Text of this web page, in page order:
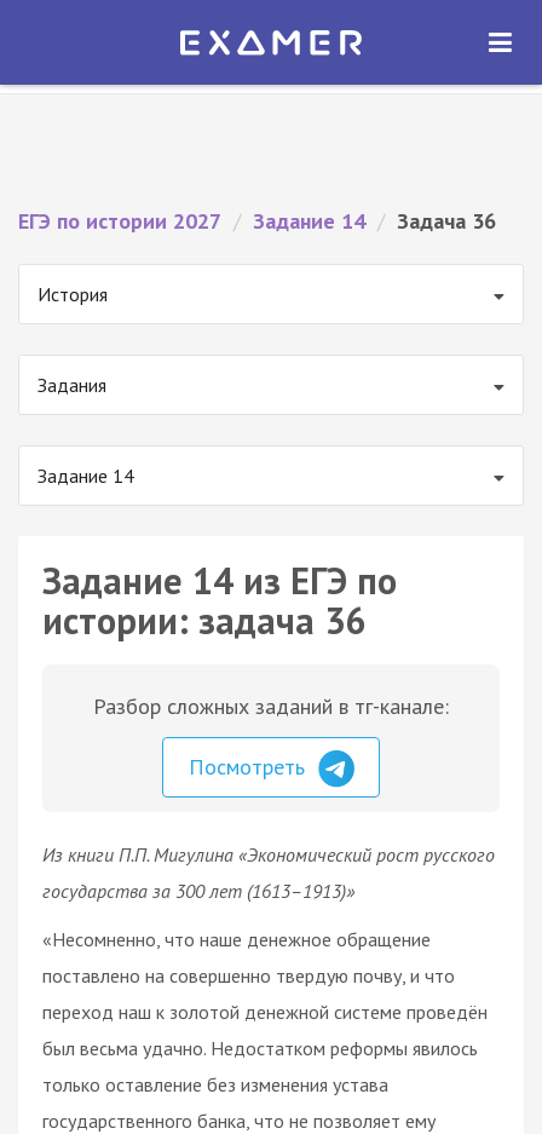
Экзамер — ЕГЭ 2027
ОТКРЫТЬ
ЕГЭ по истории 2027 / Задание 14 / Задача 36
История
Задания
Задание 14
Задание 14 из ЕГЭ по
истории: задача 36
Разбор сложных заданий в тг-канале:
Посмотреть
Из книги П.П. Мигулина «Экономический рост русского
государства за 300 лет (1613–1913)»
«Несомненно, что наше денежное обращение
поставлено на совершенно твердую почву, и что
переход наш к золотой денежной системе проведён
был весьма удачно. Недостатком реформы явилось
только оставление без изменения устава
государственного банка, что не позволяет ему